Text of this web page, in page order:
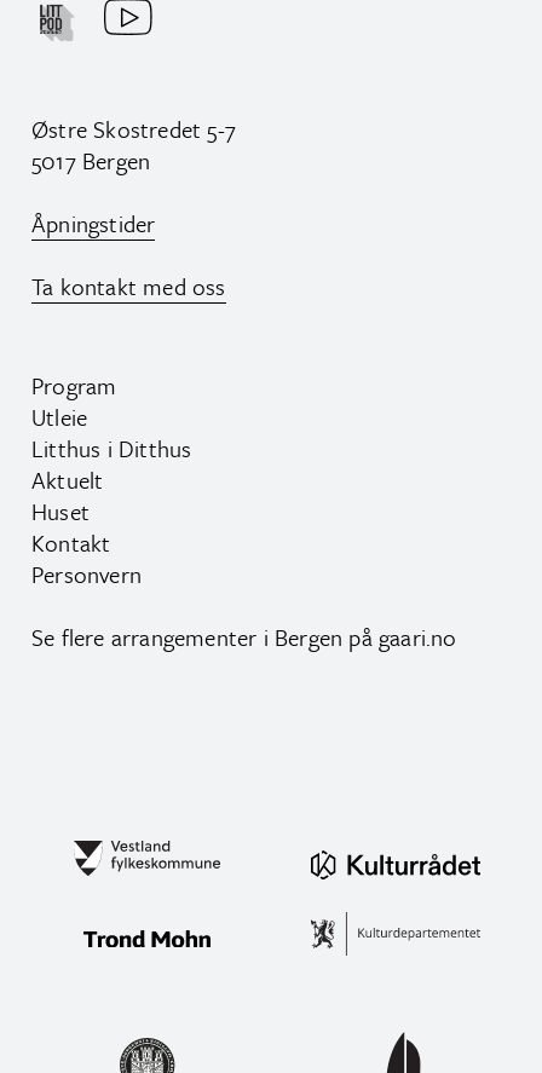
Østre Skostredet 5-7
5017 Bergen
Åpningstider
Ta kontakt med oss
Program
Utleie
Litthus i Ditthus
Aktuelt
Huset
Kontakt
Personvern
Se flere arrangementer i Bergen på gaari.no